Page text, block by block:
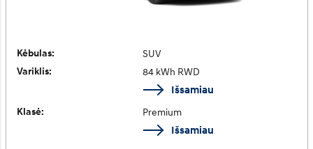
Kėbulas: SUV
Variklis: 84 kWh RWD
Išsamiau
Klasė: Premium
Išsamiau